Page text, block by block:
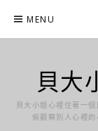
content
MENU
貝大
貝大小姐心裡住著一
偷觀察別人心裡的